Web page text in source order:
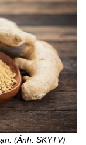
(Ảnh: SKYTV)